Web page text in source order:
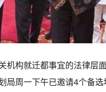
构就迁都事宜的法律层面
周一下午已邀请4个备选